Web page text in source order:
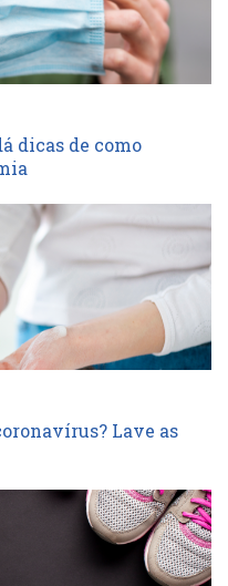
dicas de como
Lave as